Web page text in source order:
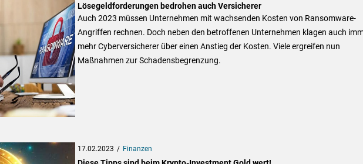
Lösegeldforderungen bedrohen auch Versicherer
Auch 2023 müssen Unternehmen mit wachsenden Kosten von Ransomware-
Angriffen rechnen. Doch neben den betroffenen Unternehmen klagen auch
mehr Cyberversicherer über einen Anstieg der Kosten. Viele ergreifen nun
Maßnahmen zur Schadensbegrenzung.
17.02.2023 Finanzen